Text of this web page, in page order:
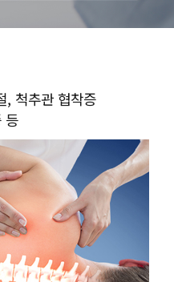
, 척추관 협착증
등